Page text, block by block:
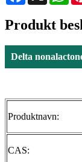
Produkt
Delta
Produktnavn:
CAS: